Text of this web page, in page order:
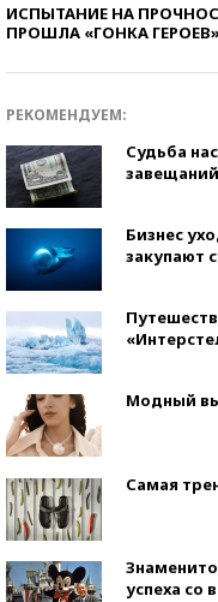
ИСПЫТАНИЕ НА
ПРОШЛА «ГОНКА ГЕРОЕВ»
РЕКОМЕНДУЕМ:
Судьба
завещаний
Бизнес
закупают
Модный
Самая
успеха со